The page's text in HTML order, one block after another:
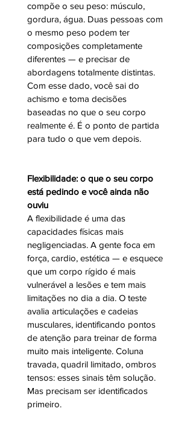
compõe o seu peso: músculo,
gordura, água. Duas pessoas com
o mesmo peso podem ter
composições completamente
diferentes — e precisar de
abordagens totalmente distintas.
Com esse dado, você sai do
achismo e toma decisões
baseadas no que o seu corpo
realmente é. É o ponto de partida
para tudo o que vem depois.
Flexibilidade: o que o seu corpo
está pedindo e você ainda não
ouviu
A flexibilidade é uma das
capacidades físicas mais
negligenciadas. A gente foca em
força, cardio, estética — e esquece
que um corpo rígido é mais
vulnerável a lesões e tem mais
limitações no dia a dia. O teste
avalia articulações e cadeias
musculares, identificando pontos
de atenção para treinar de forma
muito mais inteligente. Coluna
travada, quadril limitado, ombros
tensos: esses sinais têm solução.
Mas precisam ser identificados
primeiro.